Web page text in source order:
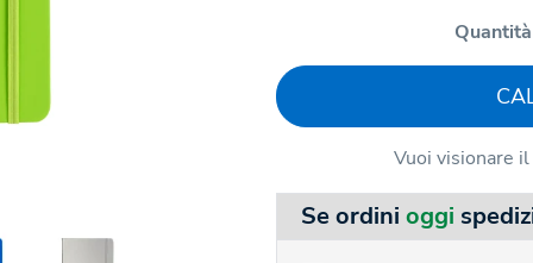
Vuoi visionare
Se ordini oggi